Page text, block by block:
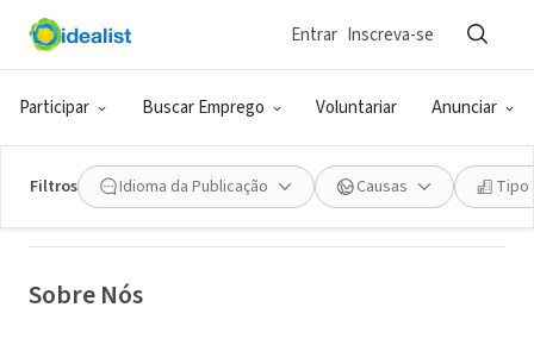
Participar Buscar Emprego Voluntariar Anunciar
Entrar Inscreva-se
Filtros Idioma da Publicação Causas Tipo
ONG (SETOR SOCIAL)
Musical Life Foundation
Sobre Nós